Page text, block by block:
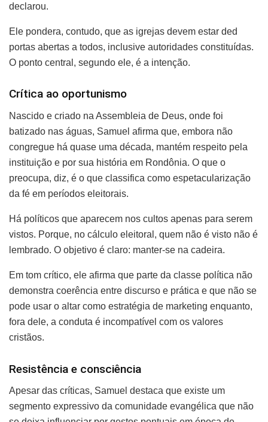
declarou.
Ele pondera, contudo, que as igrejas devem estar ded
portas abertas a todos, inclusive autoridades constituídas.
O ponto central, segundo ele, é a intenção.
Crítica ao oportunismo
Nascido e criado na Assembleia de Deus, onde foi
batizado nas águas, Samuel afirma que, embora não
congregue há quase uma década, mantém respeito pela
instituição e por sua história em Rondônia. O que o
preocupa, diz, é o que classifica como espetacularização
da fé em períodos eleitorais.
Há políticos que aparecem nos cultos apenas para serem
vistos. Porque, no cálculo eleitoral, quem não é visto não é
lembrado. O objetivo é claro: manter-se na cadeira.
Em tom crítico, ele afirma que parte da classe política não
demonstra coerência entre discurso e prática e que não se
pode usar o altar como estratégia de marketing enquanto,
fora dele, a conduta é incompatível com os valores
cristãos.
Resistência e consciência
Apesar das críticas, Samuel destaca que existe um
segmento expressivo da comunidade evangélica que não